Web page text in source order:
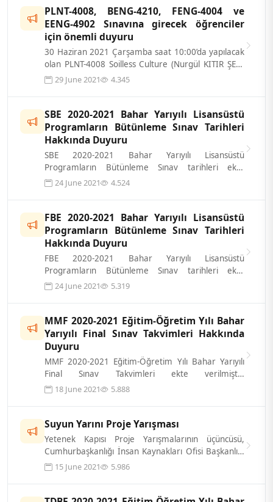
PLNT-4008, BENG-4210, FENG-4004 ve
EENG-4902 Sınavına girecek öğrenciler
için önemli duyuru
30 Haziran 2021 Çarşamba saat 10:00’da yapılacak
olan PLNT-4008 Soilless Culture (Nurgül KITIR ŞEN)
BENG-4210 Drug Delivery...
29 June 2021 4.345
SBE 2020-2021 Bahar Yarıyılı Lisansüstü
Programların Bütünleme Sınav Tarihleri
Hakkında Duyuru
SBE 2020-2021 Bahar Yarıyılı Lisansüstü
Programların Bütünleme Sınav tarihleri ekte
verilmiştir. Öğrencilerimize Önemle Duyurul...
24 June 2021 4.524
FBE 2020-2021 Bahar Yarıyılı Lisansüstü
Programların Bütünleme Sınav Tarihleri
Hakkında Duyuru
FBE 2020-2021 Bahar Yarıyılı Lisansüstü
Programların Bütünleme Sınav tarihleri ekte
verilmiştir. Öğrencilerimize Önemle Duyurul...
24 June 2021 5.319
MMF 2020-2021 Eğitim-Öğretim Yılı Bahar
Yarıyılı Final Sınav Takvimleri Hakkında
Duyuru
MMF 2020-2021 Eğitim-Öğretim Yılı Bahar Yarıyılı
Final Sınav Takvimleri ekte verilmiştir.
Öğrencilerimize Önemle Duyurulur.
18 June 2021 5.888
Suyun Yarını Proje Yarışması
Yetenek Kapısı Proje Yarışmalarının üçüncüsü,
Cumhurbaşkanlığı İnsan Kaynakları Ofisi Başkanlığı
ve ASELSAN iş birliği ile “Suyun...
15 June 2021 5.986